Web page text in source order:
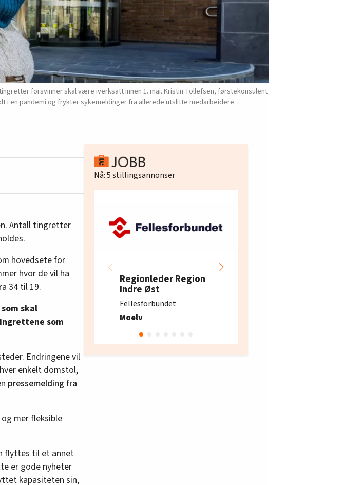
forsvinner skal være iverksatt innen 1. mai. Kristin Tollefsen, førstekonsulent
i en pandemi og frykter sykemeldinger fra allerede utslitte medarbeidere.
Antall tingretter
hovedsete for
hvor de vil ha
34 til 19.
skal
som
Endringene vil
enkelt domstol,
pressemelding fra
mer fleksible
flyttes til et annet
er gode nyheter
kapasiteten sin,
Nå:5stillingsannonser
Regionleder Region
Indre Øst
Fellesforbundet
Moelv